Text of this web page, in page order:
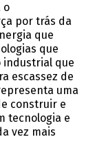
o
por trás da
que
que
industrial que
escassez de
uma
construir e
tecnologia e
vez mais